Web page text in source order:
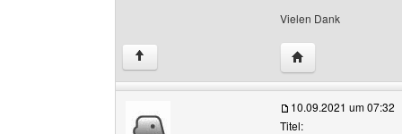
Vielen Dank
↑ Website dieses
10.09.2021 um 07:32
Titel: